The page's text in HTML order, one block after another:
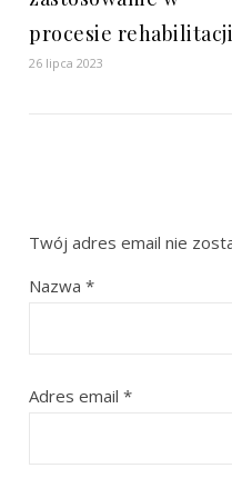
procesie rehabilitacji
26 lipca 2023
Twój adres email nie
Nazwa *
Adres email *